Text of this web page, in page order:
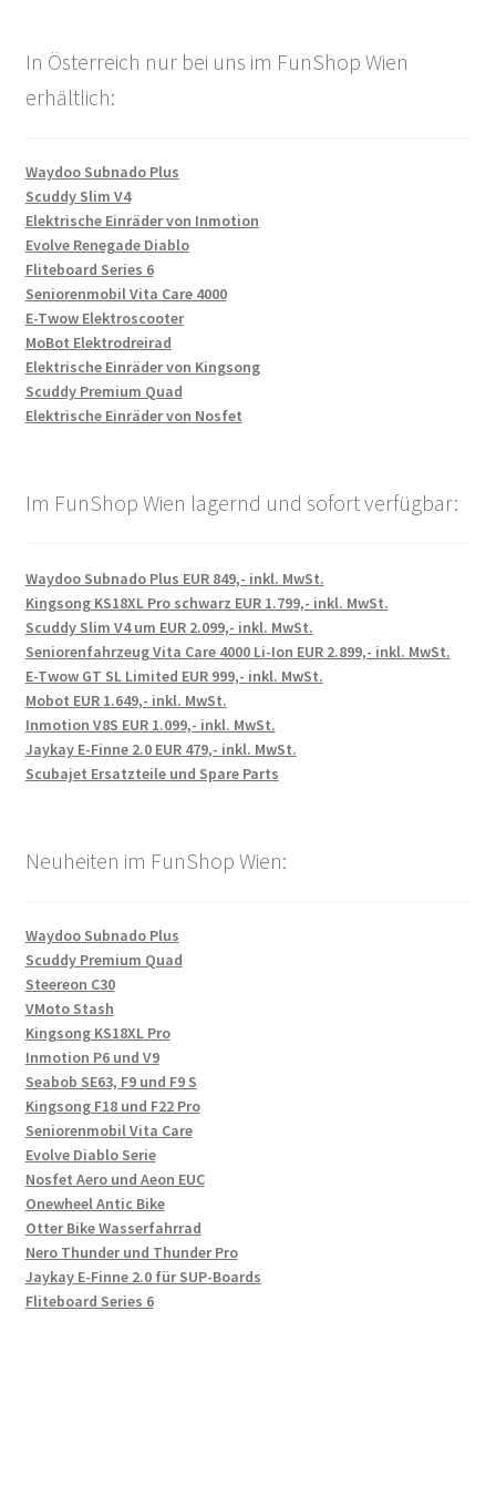
In Österreich nur bei uns im FunShop Wien
erhältlich:
Waydoo Subnado Plus
Scuddy Slim V4
Elektrische Einräder von Inmotion
Evolve Renegade Diablo
Fliteboard Series 6
Seniorenmobil Vita Care 4000
E-Twow Elektroscooter
MoBot Elektrodreirad
Elektrische Einräder von Kingsong
Scuddy Premium Quad
Elektrische Einräder von Nosfet
Im FunShop Wien lagernd und sofort verfügbar:
Waydoo Subnado Plus EUR 849,- inkl. MwSt.
Kingsong KS18XL Pro schwarz EUR 1.799,- inkl. MwSt.
Scuddy Slim V4 um EUR 2.099,- inkl. MwSt.
Seniorenfahrzeug Vita Care 4000 Li-Ion EUR 2.899,- inkl. MwSt.
E-Twow GT SL Limited EUR 999,- inkl. MwSt.
Mobot EUR 1.649,- inkl. MwSt.
Inmotion V8S EUR 1.099,- inkl. MwSt.
Jaykay E-Finne 2.0 EUR 479,- inkl. MwSt.
Scubajet Ersatzteile und Spare Parts
Neuheiten im FunShop Wien:
Waydoo Subnado Plus
Scuddy Premium Quad
Steereon C30
VMoto Stash
Kingsong KS18XL Pro
Inmotion P6 und V9
Seabob SE63, F9 und F9 S
Kingsong F18 und F22 Pro
Seniorenmobil Vita Care
Evolve Diablo Serie
Nosfet Aero und Aeon EUC
Onewheel Antic Bike
Otter Bike Wasserfahrrad
Nero Thunder und Thunder Pro
Jaykay E-Finne 2.0 für SUP-Boards
Fliteboard Series 6